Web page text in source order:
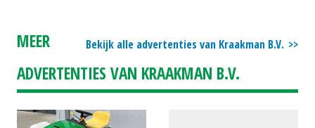
Bekijk alle advertenties van Kraakman B.V.
MEER
ADVERTENTIES VAN KRAAKMAN B.V.